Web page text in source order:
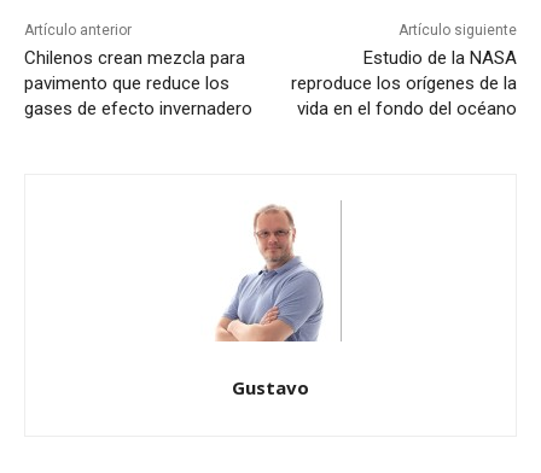
Artículo anterior
Chilenos crean mezcla para
pavimento que reduce los
gases de efecto invernadero
Artículo siguiente
Estudio de la NASA
reproduce los orígenes de la
vida en el fondo del océano
Gustavo